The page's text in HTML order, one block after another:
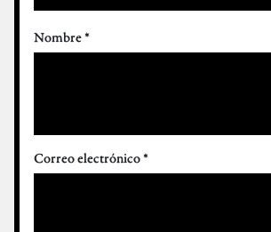
Nombre*
Correo electrónico*